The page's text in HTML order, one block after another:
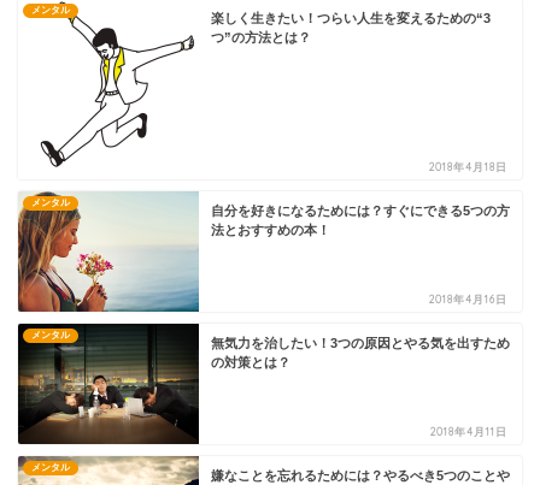
メンタル
楽しく生きたい！つらい人生を変えるための“3
つ”の方法とは？
2018年4月18日
メンタル
自分を好きになるためには？すぐにできる5つの方
法とおすすめの本！
2018年4月16日
メンタル
無気力を治したい！3つの原因とやる気を出すため
の対策とは？
2018年4月11日
メンタル
嫌なことを忘れるためには？やるべき5つのことや